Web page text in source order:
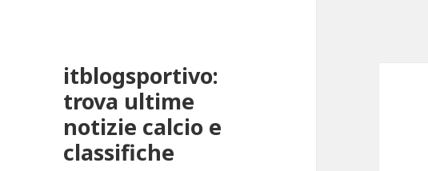
itblogsportivo:
trova ultime
notizie calcio e
classifiche